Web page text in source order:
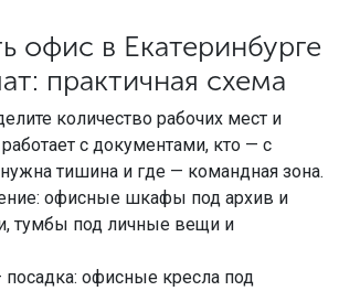
офис в Екатеринбурге
практичная схема
количество рабочих мест и
с документами, кто — с
тишина и где — командная зона.
офисные шкафы под архив и
тумбы под личные вещи и
посадка: офисные кресла под